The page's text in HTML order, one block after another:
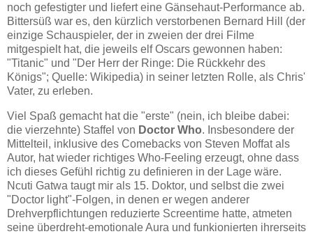
noch gefestigter und liefert eine Gänsehaut-Performance ab.
Bittersüß war es, den kürzlich verstorbenen Bernard Hill (der
einzige Schauspieler, der in zweien der drei Filme
mitgespielt hat, die jeweils elf Oscars gewonnen haben:
"Titanic" und "Der Herr der Ringe: Die Rückkehr des
Königs"; Quelle: Wikipedia) in seiner letzten Rolle, als Chris'
Vater, zu erleben.
Viel Spaß gemacht hat die "erste" (nein, ich bleibe dabei:
die vierzehnte) Staffel von Doctor Who. Insbesondere der
Mittelteil, inklusive des Comebacks von Steven Moffat als
Autor, hat wieder richtiges Who-Feeling erzeugt, ohne dass
ich dieses Gefühl richtig zu definieren in der Lage wäre.
Ncuti Gatwa taugt mir als 15. Doktor, und selbst die zwei
"Doctor light"-Folgen, in denen er wegen anderer
Drehverpflichtungen reduzierte Screentime hatte, atmeten
seine überdreht-emotionale Aura und funkionierten ihrerseits